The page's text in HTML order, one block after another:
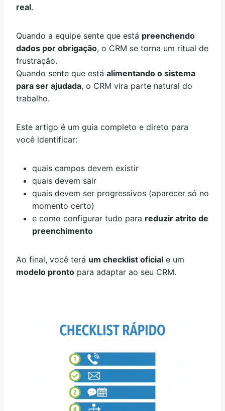
real.
Quando a equipe sente que está preenchendo
dados por obrigação, o CRM se torna um ritual de
frustração.
Quando sente que está alimentando o sistema
para ser ajudada, o CRM vira parte natural do
trabalho.
Este artigo é um guia completo e direto para
você identificar:
quais campos devem existir
quais devem sair
quais devem ser progressivos (aparecer só no
momento certo)
e como configurar tudo para reduzir atrito de
preenchimento
Ao final, você terá um checklist oficial e um
modelo pronto para adaptar ao seu CRM.